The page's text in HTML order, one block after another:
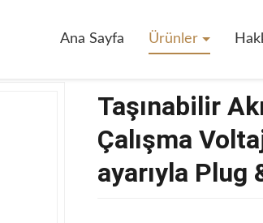
Ana Sayfa Ürünler
AC Şarj Aracı Ana Kontrol Boru ️ Çalışma Voltajı:
Taşınabilir
Çalışma
ayarıyla Plug